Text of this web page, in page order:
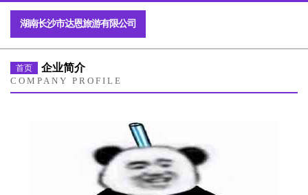
湖南长沙市达恩旅游有限公司
首页 企业简介
COMPANY PROFILE